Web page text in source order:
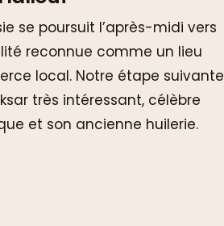
se poursuit l’après-midi vers
reconnue comme un lieu
local. Notre étape suivante
très intéressant, célèbre
et son ancienne huilerie.